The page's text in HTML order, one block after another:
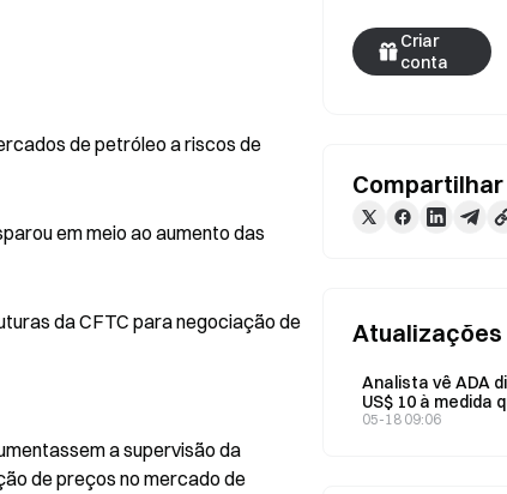
de petróleo a riscos de
em meio ao aumento das
da CFTC para negociação de
a supervisão da
de preços no mercado de
Criar
conta
Compartilhar
Atualizações
Analista vê ADA
US$ 10 à medida
de baleias da
05-18 09:06